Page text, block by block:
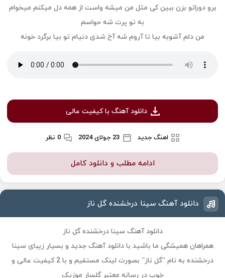
برو دوراتو بزن ببین کی مثل من میشه واست از همه دل میکنم میخوام
به تو پرت شه حواسم
من دلم آشوبه بیا تا آروم شه آخ شدی دنیام تو بیا برگرد خونه
دانلود آهنگ با کیفیت عالی
اهنگ جدید 23 جولای 2024 0 نظر
ادامه مطلب و دانلود کامل
دانلود آهنگ سینا درخشنده گل ناز
دانلود آهنگ سینا درخشنده گل ناز
همراهان همیشگی ما باشید با دانلود آهنگ جدید و بسیار زیبای سینا
درخشنده به نام “گل ناز” بصورت لینک مستقیم و با 2 کیفیت عالی و
خوب در رسانه معتبر گلسار موزیک